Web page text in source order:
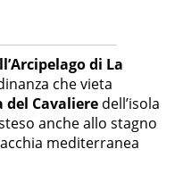
di La
che vieta
del Cavaliere dell’isola
anche allo stagno
mediterranea